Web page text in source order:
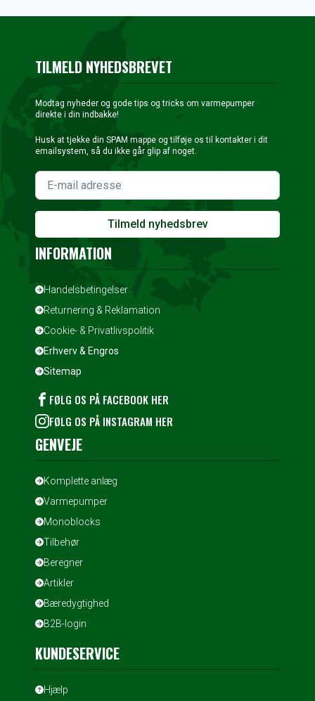
TILMELD NYHEDSBREVET
Modtag nyheder og gode tips og tricks om varmepumper
direkte i din indbakke!
Husk at tjekke din SPAM mappe og tilføje os til kontakter i dit
emailsystem, så du ikke går glip af noget.
Tilmeld nyhedsbrev
INFORMATION
Handelsbetingelser
Returnering & Reklamation
Cookie- & Privatlivspolitik
Erhverv & Engros
Sitemap
FØLG OS PÅ FACEBOOK HER
FØLG OS PÅ INSTAGRAM HER
GENVEJE
Komplette anlæg
Varmepumper
Monoblocks
Tilbehør
Beregner
Artikler
Bæredygtighed
B2B-login
KUNDESERVICE
Hjælp